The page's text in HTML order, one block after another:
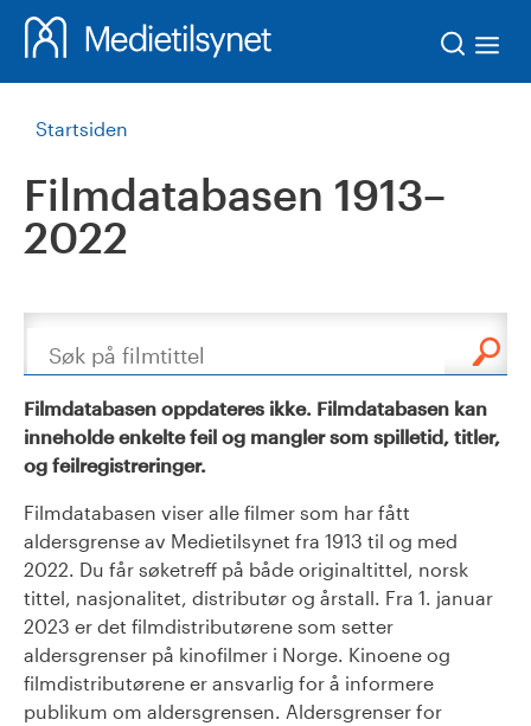
Startsiden
Filmdatabasen 1913–
2022
Søk
Filmdatabasen oppdateres ikke. Filmdatabasen kan
inneholde enkelte feil og mangler som spilletid, titler,
og feilregistreringer.
Filmdatabasen viser alle filmer som har fått
aldersgrense av Medietilsynet fra 1913 til og med
2022. Du får søketreff på både originaltittel, norsk
tittel, nasjonalitet, distributør og årstall. Fra 1. januar
2023 er det filmdistributørene som setter
aldersgrenser på kinofilmer i Norge. Kinoene og
filmdistributørene er ansvarlig for å informere
publikum om aldersgrensen. Aldersgrenser for